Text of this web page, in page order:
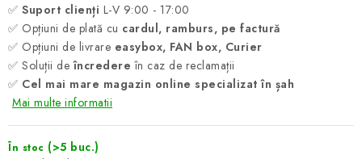
✅ Suport clienți L-V 9:00 - 17:00
✅ Opțiuni de plată cu cardul, ramburs, pe factură
✅ Opțiuni de livrare easybox, FAN box, Curier
✅ Soluții deîncredere în caz de reclamații
✅ Cel mai mare magazin online specializat în șah
Mai multe informatii
În stoc (>5 buc.)